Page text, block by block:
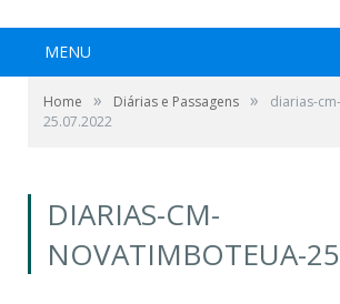
MENU
Home » Diárias e Passagens »
diarias-
25.07.2022
DIARIAS-CM-
NOVATIMBOTEUA-